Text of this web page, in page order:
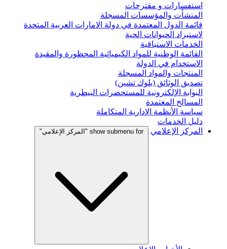
استفسارات و مقترحات
المنشأت والمؤسسات المسجلة
قائمة الدول المعتمدة في دولة الامارات العربية المتحدة
لاستيراد الحيوانات الحية
الخدمات الاستباقية
القائمة الوطنية للمواد الكيميائية المحظورة والمقيدة
الاستخدام في الدولة
المنتجات والمواد المسجلة
تصديق الوثائق (بلوك تشين)
البوابة الإلكترونية للمستحضرات البيطرية
المسالخ المعتمدة
سياسة الأنظمة الإدارية المتكاملة
دليل الخدمات
المركز الإعلامي
show submenu for "المركز الإعلامي"